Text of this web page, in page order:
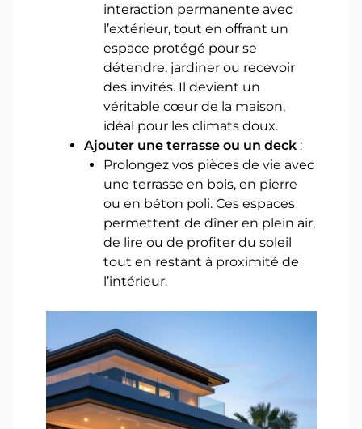
interaction permanente avec
l’extérieur, tout en offrant un
espace protégé pour se
détendre, jardiner ou recevoir
des invités. Il devient un
véritable cœur de la maison,
idéal pour les climats doux.
Ajouter une terrasse ou un deck :
Prolongez vos pièces de vie avec
une terrasse en bois, en pierre
ou en béton poli. Ces espaces
permettent de dîner en plein air,
de lire ou de profiter du soleil
tout en restant à proximité de
l’intérieur.